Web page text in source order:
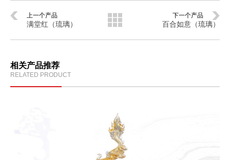
上一个产品
满堂红（琉璃）
下一个产品
百合如意（琉璃）
相关产品推荐
RELATED PRODUCT